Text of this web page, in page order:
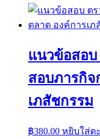
แนวข้อสอบ
สอบภารกิจ
เภสัชกรรม
฿380.00 หยิบใส่ต